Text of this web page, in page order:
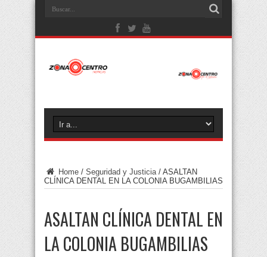
Home / Seguridad y Justicia / ASALTAN
CLÍNICA DENTAL EN LA COLONIA BUGAMBILIAS
ASALTAN CLÍNICA DENTAL EN
LA COLONIA BUGAMBILIAS